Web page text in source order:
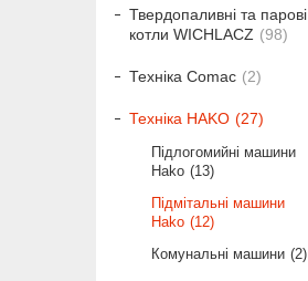
Твердопаливні та парові
котли WICHLACZ
98
Техніка Comac 2
Техніка HAKO 27
Підлогомийні машини
Hako
13
Підмітальні машини
Hako
12
Комунальні машини 2